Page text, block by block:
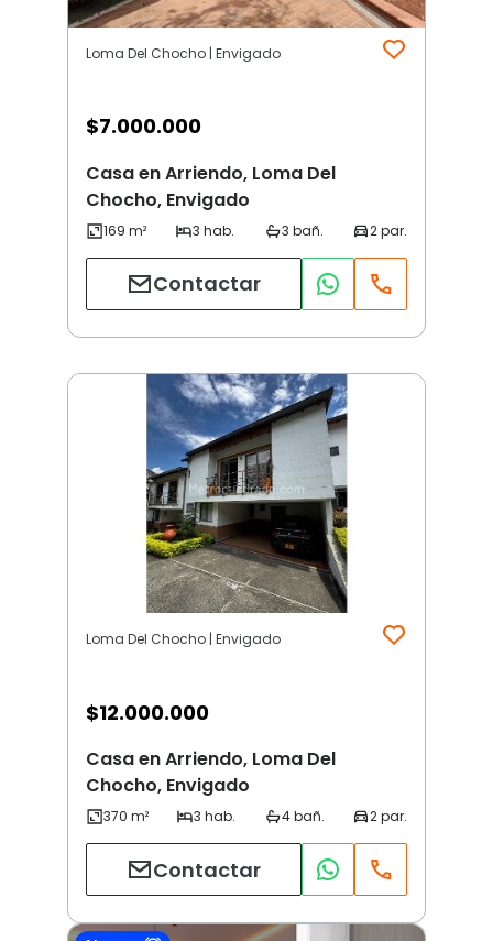
Loma Del Chocho | Envigado
$7.000.000
Casa en Arriendo, Loma Del
Chocho, Envigado
Contactar
Loma Del Chocho | Envigado
$12.000.000
Casa en Arriendo, Loma Del
Chocho, Envigado
Contactar